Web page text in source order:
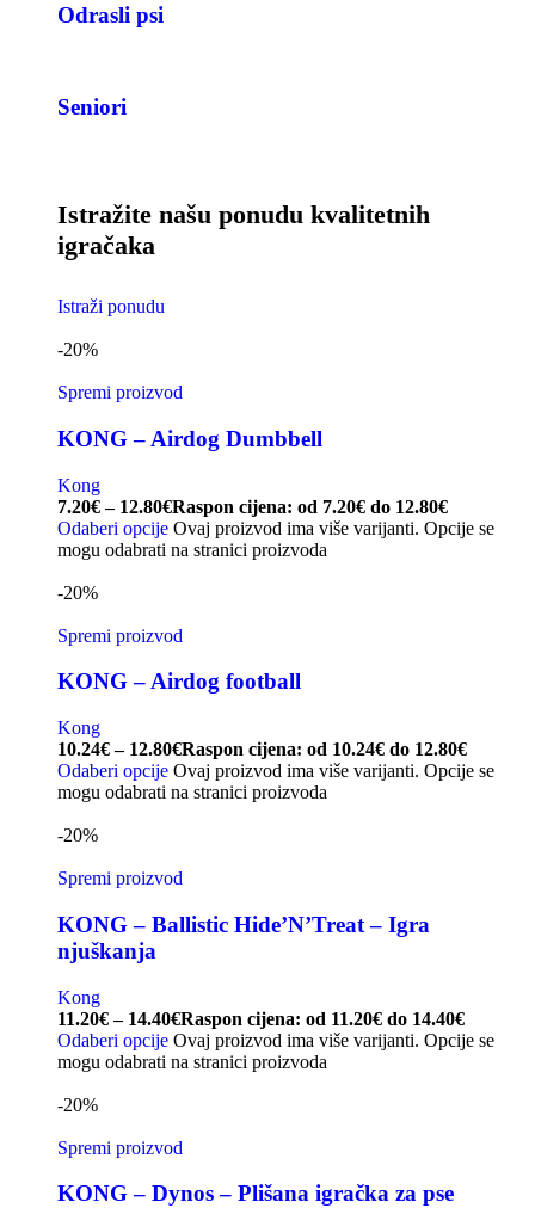
Odrasli psi
Seniori
Istražite našu ponudu kvalitetnih
igračaka
Istraži ponudu
-20%
Spremi proizvod
KONG – Airdog Dumbbell
Kong
7.20€ – 12.80€Raspon cijena: od 7.20€ do 12.80€
Odaberi opcije Ovaj proizvod ima više varijanti. Opcije se
mogu odabrati na stranici proizvoda
-20%
Spremi proizvod
KONG – Airdog football
Kong
10.24€ – 12.80€Raspon cijena: od 10.24€ do 12.80€
Odaberi opcije Ovaj proizvod ima više varijanti. Opcije se
mogu odabrati na stranici proizvoda
-20%
Spremi proizvod
KONG – Ballistic Hide’N’Treat – Igra
njuškanja
Kong
11.20€ – 14.40€Raspon cijena: od 11.20€ do 14.40€
Odaberi opcije Ovaj proizvod ima više varijanti. Opcije se
mogu odabrati na stranici proizvoda
-20%
Spremi proizvod
KONG – Dynos – Plišana igračka za pse